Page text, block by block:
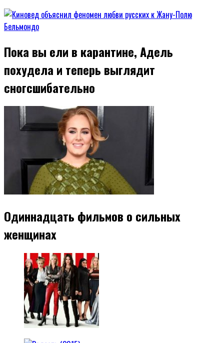
Пока вы ели в карантине, Адель
похудела и теперь выглядит
сногсшибательно
Одиннадцать фильмов о сильных
женщинах